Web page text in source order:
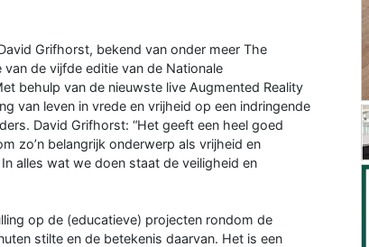
Grifhorst, bekend van onder meer The
van de vijfde editie van de Nationale
behulp van de nieuwste live Augmented Reality
van leven in vrede en vrijheid op een indringende
David Grifhorst: “Het geeft een heel goed
zo’n belangrijk onderwerp als vrijheid en
alles wat we doen staat de veiligheid en
op de (educatieve) projecten rondom de
stilte en de betekenis daarvan. Het is een